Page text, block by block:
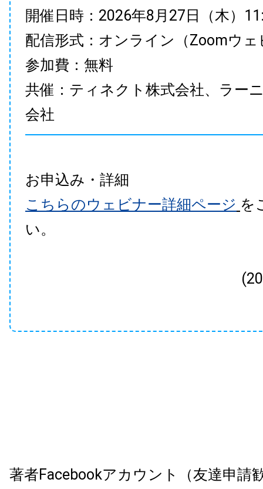
開催日時：2026年8月27日（木）
配信形式：オンライン（Zoomウェ
参加費：無料
共催：ティネクト株式会社、ラー
会社
お申込み・詳細
こちらのウェビナー詳細ページ を
い。
著者Facebookアカウント（友達申請